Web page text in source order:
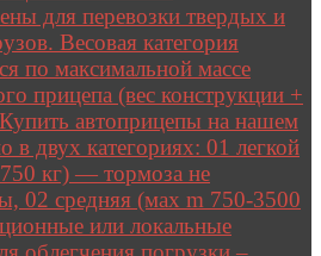
для перевозки твердых и
Весовая категория
по максимальной массе
прицепа (вес конструкции +
Купить автоприцепы на нашем
в двух категориях: 01 легкой
кг) — тормоза не
02 средняя (мах m 750-3500
или локальные